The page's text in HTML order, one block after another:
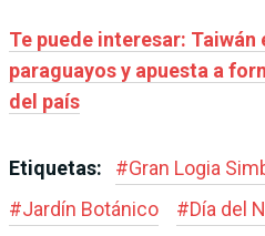
Te puede interesar: Taiwán
paraguayos y apuesta a
del país
Etiquetas: #Gran Logia
#Jardín Botánico #Día del